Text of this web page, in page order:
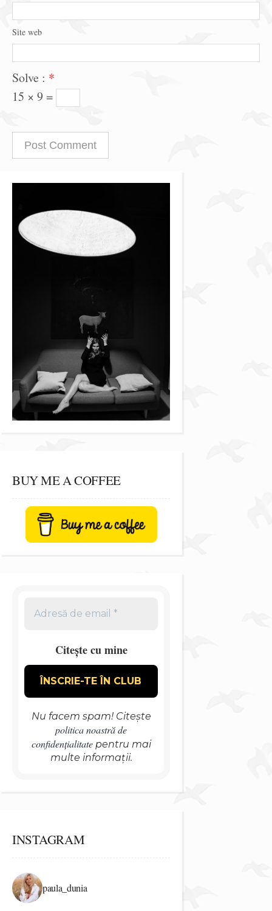
Site web
Solve : *
15 × 9 =
BUY ME A COFFEE
Citește cu mine
Nu facem spam! Citește
politica noastră de
confidențialitatepentru mai
multe informații.
INSTAGRAM
paula_dunia